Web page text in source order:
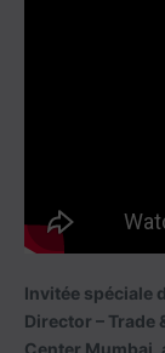
Invitée spéciale
Director – Trade
Center Mumbai,